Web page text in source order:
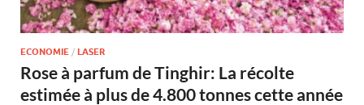
ECONOMIE / LASER
Rose à parfum de Tinghir: La récolte
estimée à plus de 4.800 tonnes cette année